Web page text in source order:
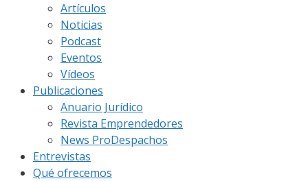
Artículos
Noticias
Podcast
Eventos
Vídeos
Publicaciones
Anuario Jurídico
Revista Emprendedores
News ProDespachos
Entrevistas
Qué ofrecemos